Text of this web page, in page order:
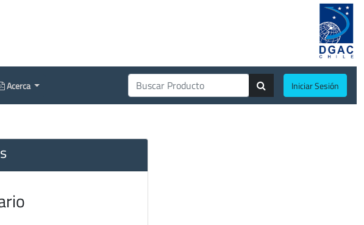
Acerca Iniciar Sesión